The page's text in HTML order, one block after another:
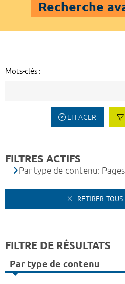
Recherche
Mots-clés :
EFFACER
FILTRES ACTIFS
Par type de contenu: Pages
RETIRER
FILTRE DE RÉSULTATS
Par type de contenu